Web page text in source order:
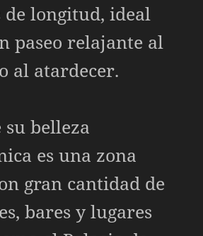
longitud, ideal
paseo relajante al
al atardecer.
su belleza
es una zona
gran cantidad de
bares y lugares